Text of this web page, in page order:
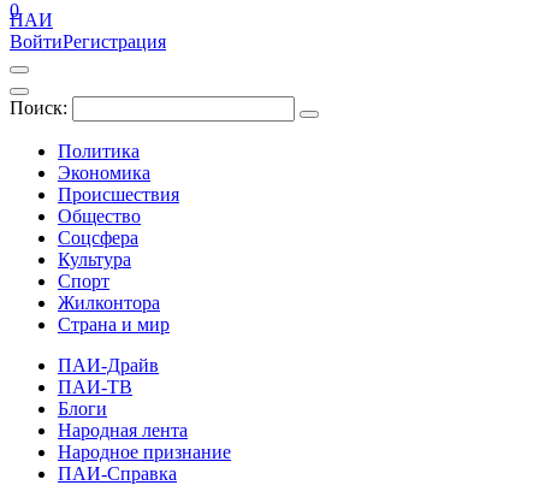
ПАИ
ВойтиРегистрация
Поиск:
Политика
Экономика
Происшествия
Общество
Соцсфера
Культура
Спорт
Жилконтора
Страна и мир
ПАИ-Драйв
ПАИ-ТВ
Блоги
Народная лента
Народное признание
ПАИ-Справка
0